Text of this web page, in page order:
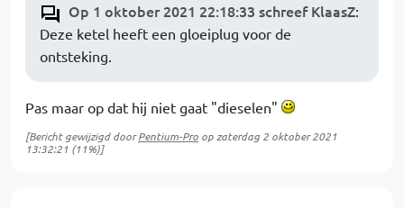
Op 1 oktober 2021 22:18:33 schreef KlaasZ:
Deze ketel heeft een gloeiplug voor de
ontsteking.
Pas maar op dat hij niet gaat "dieselen"
[Bericht gewijzigd doorPentium-Pro op zaterdag 2 oktober 2021
13:32:21 (11%)]